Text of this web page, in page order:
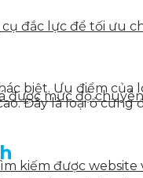
đắc lực để tối ưu
được mức độ
kiếm được
biệt. Ưu điểm của
Đây là loại ổ cứng